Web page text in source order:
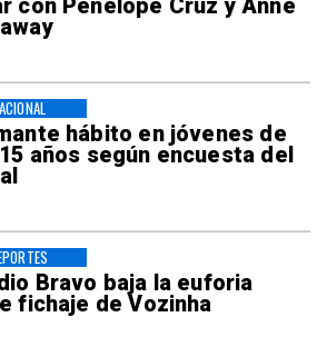
con Penélope Cruz y Anne
hábito en jóvenes de
años según encuesta del
Bravo baja la euforia
fichaje de Vozinha